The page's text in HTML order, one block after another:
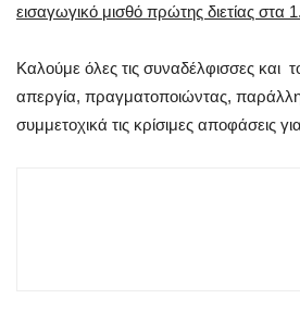
εισαγωγικό μισθό πρώτης διετίας
Καλούμε όλες τις συναδέλφισσες και
απεργία, πραγματοποιώντας,
συμμετοχικά τις κρίσιμες αποφάσεις